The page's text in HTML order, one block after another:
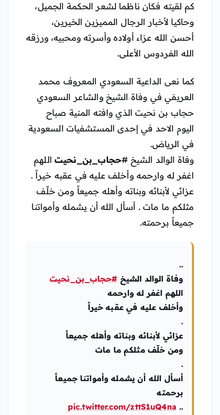
كم لقيته فكان ناظما لشعر الحكمة الجميل،
وحاكيا لأخبار الرجال المميزين الخيرين،
أحسن الله عزاء أولاده وأسرته ومحبيه، ورزقه
الله الفردوس الأعلى.
كما نعى الداعية السعودي المعروف محمد
العريفي في وفاة الشيخ والشاعر السعودي
حجاب بن نحيت الذي وافته المنية صباح
اليوم الاحد في إحدى المستشفيات السعودية
في الرياض.
وفاة الوالد الشيخ#حجاب_بن_نحيتاللهم
اغفر له وارحمه وأخلف عليه في عقبه خيراً .
عزائي لأبنائه وبناته وأهله جميعاً ومن خلّف
مثلكم ما مات . أسأل الله أن يشمله وأمواتنا
جميعاً برحمته.
..
وفاة الوالد الشيخ #حجاب_بن_نحيت
اللهم اغفر له وارحمه
وأخلف عليه في عقبه خيراً
.
عزائي لأبنائه وبناته وأهله جميعاً
ومن خلّف مثلكم ما مات
.
أسأل الله أن يشمله وأمواتنا جميعاً
برحمته
..
pic.twitter.com/zttS1uQ4na